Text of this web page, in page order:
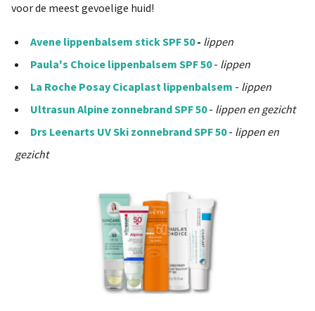
voor de meest gevoelige huid!
Avene lippenbalsem stick SPF 50- lippen
Paula's Choice lippenbalsem SPF 50 - lippen
La Roche Posay Cicaplast lippenbalsem - lippen
Ultrasun Alpine zonnebrand SPF 50 - lippen en gezicht
Drs Leenarts UV Ski zonnebrand SPF 50- lippen en
gezicht